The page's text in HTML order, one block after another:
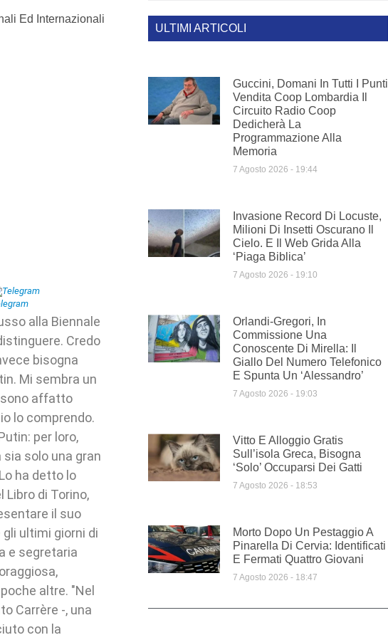
Ed Internazionali
Telegram
alla Biennale
Credo
bisogna
Mi sembra un
sono affatto
lo comprendo.
per loro,
solo una gran
ha detto lo
di Torino,
il suo
ultimi giorni di
e segretaria
altre. "Nel
Carrère -, una
con la
ULTIMI ARTICOLI
Guccini, Domani In Tutti I Punti
Vendita Coop Lombardia Il
Circuito Radio Coop
Dedicherà La
Programmazione Alla
Memoria
7 Agosto 2026 19:44
Invasione Record Di Locuste,
Milioni Di Insetti Oscurano Il
Cielo. E Il Web Grida Alla
‘piaga Biblica’
7 Agosto 2026 19:10
Orlandi-Gregori, In
Commissione Una
Conoscente Di Mirella: Il
Giallo Del Numero Telefonico
E Spunta Un ‘Alessandro’
7 Agosto 2026 19:03
Vitto E Alloggio Gratis
Sull’isola Greca, Bisogna
‘solo’ Occuparsi Dei Gatti
7 Agosto 2026 18:53
Morto Dopo Un Pestaggio A
Pinarella Di Cervia: Identificati
E Fermati Quattro Giovani
7 Agosto 2026 18:47